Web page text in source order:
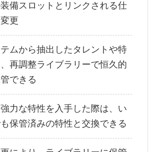
備スロットとリンクされる仕
更
ムから抽出したタレントや特
再調整ライブラリーで恒久的
できる
力な特性を入手した際は、い
保管済みの特性と交換できる